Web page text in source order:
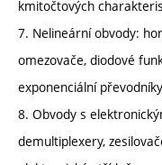
kmitočtových
7. Nelineární obvody:
omezovače, diodové
exponenciální
8. Obvody s
demultiplexery,